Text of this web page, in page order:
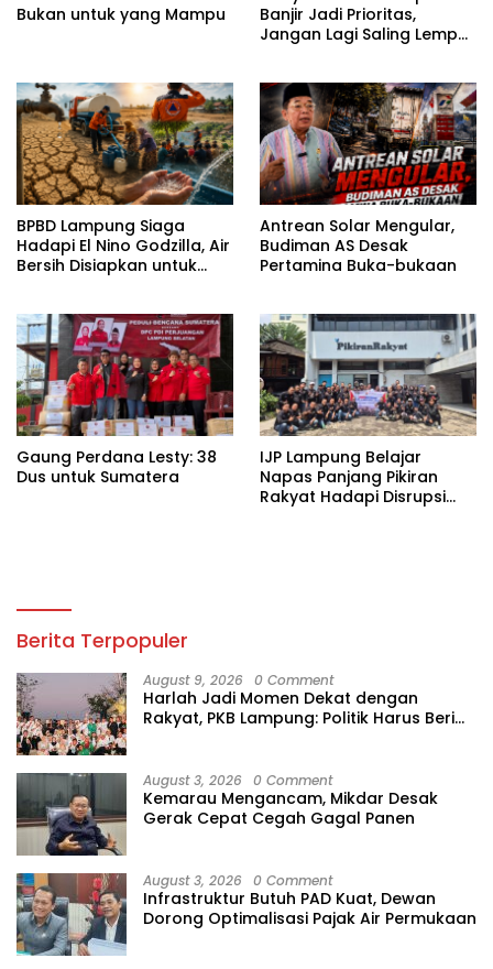
Bukan untuk yang Mampu
Banjir Jadi Prioritas,
Jangan Lagi Saling Lempar
BPBD Lampung Siaga
Hadapi El Nino Godzilla, Air
Bersih Disiapkan untuk
Antrean Solar Mengular,
Budiman AS Desak
Pertamina Buka-bukaan
Gaung Perdana Lesty: 38
Dus untuk Sumatera
IJP Lampung Belajar
Napas Panjang Pikiran
Rakyat Hadapi Disrupsi
Berita Terpopuler
August 9, 2026 0 Comment
Harlah Jadi Momen Dekat dengan
Rakyat, PKB Lampung: Politik Harus Beri
August 3, 2026 0 Comment
Kemarau Mengancam, Mikdar Desak
Gerak Cepat Cegah Gagal Panen
August 3, 2026 0 Comment
Infrastruktur Butuh PAD Kuat, Dewan
Dorong Optimalisasi Pajak Air Permukaan